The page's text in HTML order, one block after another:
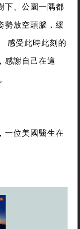
下、公園一隅都
勢放空頭腦，緩
感受此時此刻的
感謝自己在這
一位美國醫生在